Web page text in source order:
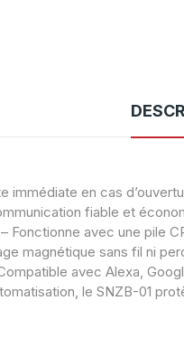
immédiate en cas
fiable et
Fonctionne avec une pile
magnétique sans fil ni
avec Alexa,
le SNZB-01